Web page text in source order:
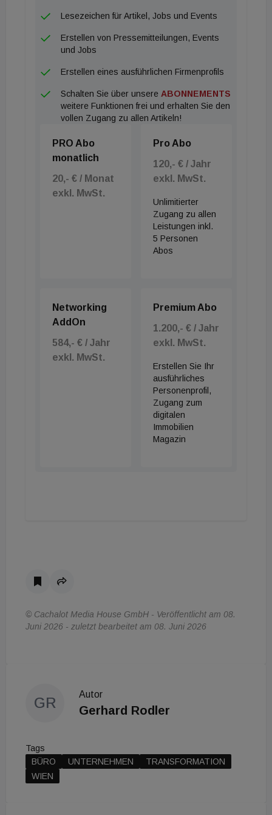
Lesezeichen für Artikel, Jobs und Events
Erstellen von Pressemitteilungen, Events
und Jobs
Erstellen eines ausführlichen Firmenprofils
Schalten Sie über unsere ABONNEMENTS
weitere Funktionen frei und erhalten Sie den
vollen Zugang zu allen Artikeln!
PRO Abo
monatlich
20,- € / Monat
exkl. MwSt.
Pro Abo
120,- € / Jahr
exkl. MwSt.
Unlimitierter
Zugang zu allen
Leistungen inkl.
5 Personen
Abos
Networking
AddOn
584,- € / Jahr
exkl. MwSt.
Premium Abo
1.200,- € / Jahr
exkl. MwSt.
Erstellen Sie Ihr
ausführliches
Personenprofil,
Zugang zum
digitalen
Immobilien
Magazin
© Cachalot Media House GmbH - Veröffentlicht am 08.
Juni 2026 - zuletzt bearbeitet am 08. Juni 2026
GR
Autor
Gerhard Rodler
Tags
BÜRO
UNTERNEHMEN
TRANSFORMATION
WIEN